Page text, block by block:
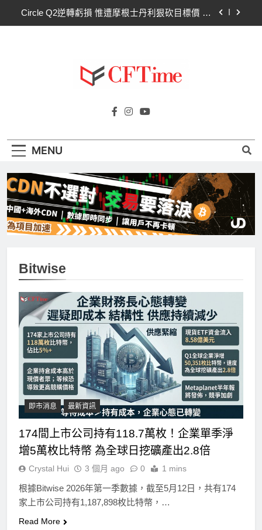
Circle Q2逆轉虧損 惟遭摩根士丹利狠砍目標價 市
比特幣失守關鍵阻力帶！50日SMA及斐波那契
63,600美元未收復，下降通道持續
Circle Q2逆轉虧損 惟遭摩根士丹利狠砍目標價 市
CLARITY法案60票門檻仍差關鍵缺口！民主黨七
Cftime.io
AI（ChatGPT）、區塊鏈、NFT、加密貨
MENU
Bitwise
即市消息 最新資訊
174間上市公司持有118.7萬枚！企業單季淨
增5萬枚比特幣 為全球日挖礦產出2.8倍
Crystal Hui 3 個月 ago 0 1 mins
根據Bitwise 2026年第一季數據，截至5月12日，共有174
家上市公司持有1,187,898枚比特幣，…
Read More